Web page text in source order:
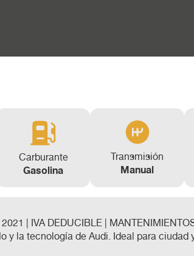
Carburante
Gasolina
Transmisión
Manual
| IVA DEDUCIBLE |
y la tecnología de Audi. Ideal para ciudad